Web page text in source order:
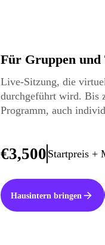
Für Gruppen und
Live-Sitzung, die
durchgeführt wird. Bis
Programm, auch
€3,500 Startpreis +
Hausintern bringen